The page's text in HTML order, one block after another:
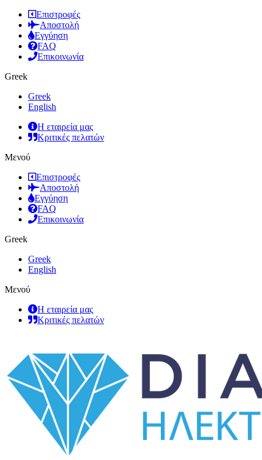
Επιστροφές
Αποστολή
Εγγύηση
FAQ
Επικοινωνία
Greek
Greek
English
Η εταιρεία μας
Κριτικές πελατών
Μενού
Επιστροφές
Αποστολή
Εγγύηση
FAQ
Επικοινωνία
Greek
Greek
English
Μενού
Η εταιρεία μας
Κριτικές πελατών